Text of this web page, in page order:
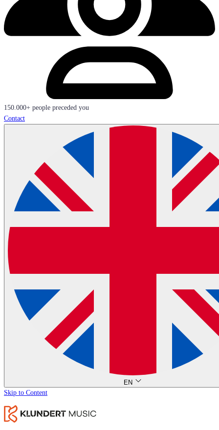
150.000+ people preceded you
Contact
EN
Skip to Content